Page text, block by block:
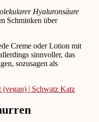
Hyaluronsäure
Schminken über
Creme oder Lotion mit
sinnvoller, das
sozusagen als